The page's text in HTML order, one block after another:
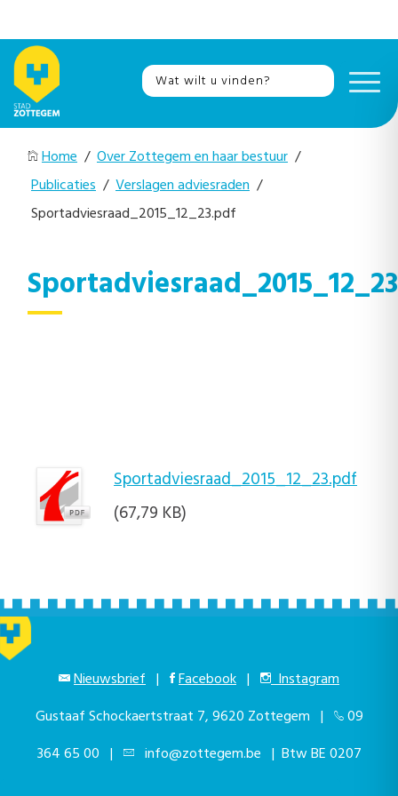
Home / Over Zottegem en haar bestuur /
Publicaties / Verslagen adviesraden /
Sportadviesraad_2015_12_23.pdf
Sportadviesraad_2015_12_23.pdf
(67,79 KB)
Nieuwsbrief | Facebook |
Instagram
Gustaaf Schockaertstraat 7, 9620 Zottegem |
09
364 65 00 | info@zottegem.be | Btw BE 0207